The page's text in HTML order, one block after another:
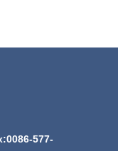
577-